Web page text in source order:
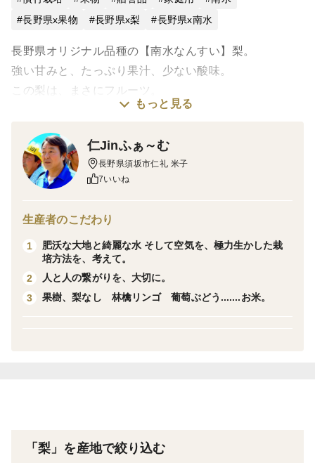
長野県x果物
長野県x梨 長野県x南水
長野県オリジナル品種の【南水なんすい】梨。
強い甘みと、たっぷり果汁、少ない酸味。
この梨は、まさにフルーツ。
ふっくら扁平な形は、果汁の多さの証拠です。
〜甘みと、シャリ感〜
是非、ご賞味ください！！
※個数指定はできません。写真はイメージです。
もっと見る
仁Jinふぁ～む
長野県須坂市仁礼 米子
7いいね
生産者のこだわり
1
肥沃な大地と綺麗な水 そして空気を、極力生かした栽
培方法を、考えて。
2
人と人の繋がりを、大切に。
3
果樹、梨なし 林檎リンゴ 葡萄ぶどう.......お米。
「梨」を産地で絞り込む